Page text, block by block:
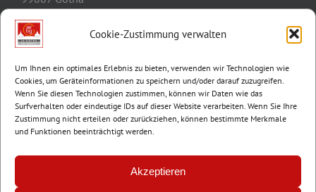
Cookie-Zustimmung verwalten
Um Ihnen ein optimales Erlebnis zu bieten, verwenden wir Technologien wie
Cookies, um Geräteinformationen zu speichern und/oder darauf zuzugreifen.
Wenn Sie diesen Technologien zustimmen, können wir Daten wie das
Surfverhalten oder eindeutige IDs auf dieser Website verarbeiten. Wenn Sie Ihre
Zustimmung nicht erteilen oder zurückziehen, können bestimmte Merkmale
und Funktionen beeinträchtigt werden.
Akzeptieren
Telefon:
E-Mail:
info@wbg-gotha.de